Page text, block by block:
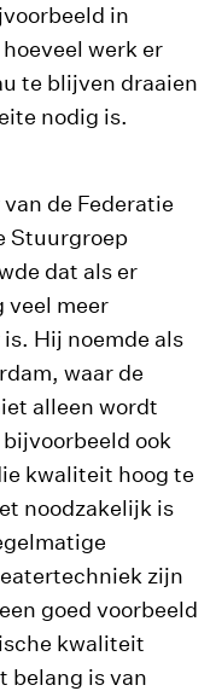
in
werk er
te blijven draaien
nodig is.
de Federatie
Stuurgroep
dat als er
veel meer
Hij noemde als
waar de
alleen wordt
ook
kwaliteit hoog te
noodzakelijk is
zijn
goed voorbeeld
kwaliteit
belang is van